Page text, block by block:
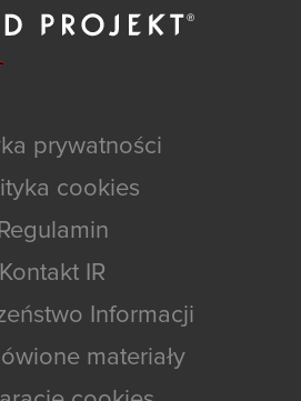
prywatności
cookies
Regulamin
Kontakt IR
Informacji
materiały